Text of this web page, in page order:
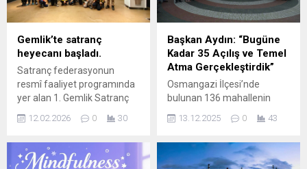
Başkanı Kamil Turhan’ın
Ericek Mahallesi ziyaretinde
vatandaştan gelen akülü
sandalye talebi üzerine
ihtiyaç sahibi aile ile Başkan
Vekili Şahin Biba arasında
telefon görüşmesi...
uluslararası alana taşıyacak
olan ‘Uluslararası Bursa
Bıçak Festivali’ne de 23-24-
25 Mayıs tarihleri arasında
ev sahipliği yapacak.
“Müzeler Kenti Bursa”
hedefi doğrultusunda
çalışmalarını...
Gemlik’te satranç
heyecanı başladı.
Satranç federasyonun
resmî faaliyet programında
yer alan 1. Gemlik Satranç
katılımıyla başladı. Üç gün
ilkokul, ortaokul ve lise
öğrencileri strateji, dikkat ve
12.02.2026 0 30
Başkan Aydın: “Bugüne
Kadar 35 Açılış ve Temel
Atma Gerçekleştirdik”
Osmangazi İlçesi’nde
bulunan 136 mahallenin
dinlemek için mahalle
düzenleyen Osmangazi
Belediye Başkanı Erkan
13.12.2025 0 43